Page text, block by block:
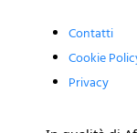
Contatti
Cookie
Privacy